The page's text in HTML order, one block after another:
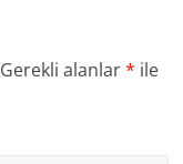
Gerekli alanlar* ile